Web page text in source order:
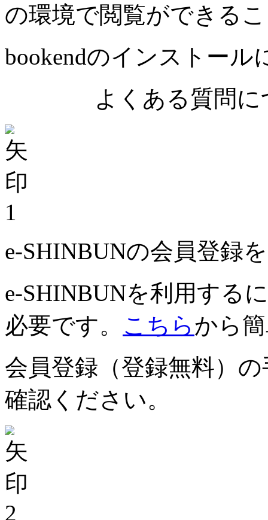
の環境で閲覧ができる
bookendのインストール
よくある質問に
1
e-SHINBUNの会員登録
e-SHINBUNを利用する
必要です。 こちらから
会員登録（登録無料）
確認ください。
2